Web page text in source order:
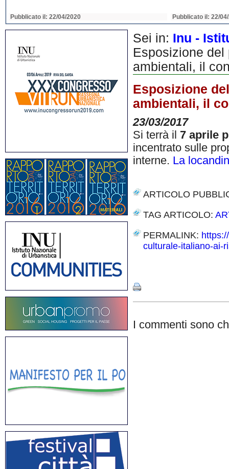
Pubblicato il: 22/04/2020 Pubblicato il: 22/
Sei in: Inu -
Esposizione
ambientali, il
Esposizione
ambientali, il
23/03/2017
Si terrà il 7 aprile
incentrato sulle
interne. La
ARTICOLO
TAG ARTICOLO:
PERMALINK:
culturale-italiano-ai-
I commenti sono